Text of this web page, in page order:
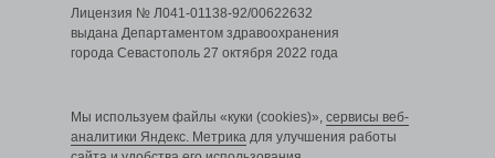
Лицензия № Л041-01138-92/00622632
выдана Департаментом здравоохранения
города Севастополь 27 октября 2022 года
Мы используем файлы «куки (cookies)», сервисы веб-
аналитики Яндекс. Метрика для улучшения работы